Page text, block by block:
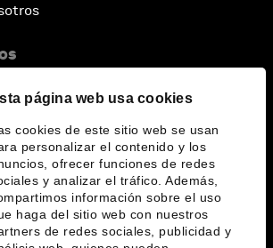
página web usa cookies
cookies de este sitio web se usan
personalizar el contenido y los
ofrecer funciones de redes
y analizar el tráfico. Además,
información sobre el uso
haga del sitio web con nuestros
de redes sociales, publicidad y
el Foro
idiomas